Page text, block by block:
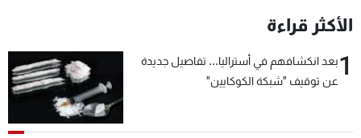
الأكثر قراءة
1بعد انكشافهم في أستراليا... تفاصيل جديدة
عن توقيف "شبكة الكوكايين"